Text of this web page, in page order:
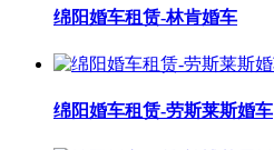
绵阳婚车租赁-林肯婚车
绵阳婚车租赁-劳斯莱斯婚车